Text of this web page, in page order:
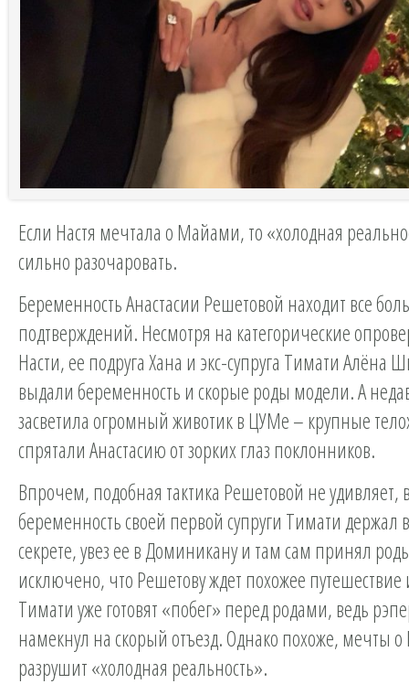
Если Настя мечтала о Майами, то «холодная
сильно разочаровать.
Беременность Анастасии Решетовой находит все
подтверждений. Несмотря на категорические
Насти, ее подруга Хана и экс-супруга Тимати Алёна
выдали беременность и скорые роды модели. А
засветила огромный животик в ЦУМе – крупные
спрятали Анастасию от зорких глаз поклонников.
Впрочем, подобная тактика Решетовой не удивляет,
беременность своей первой супруги Тимати
секрете, увез ее в Доминикану и там сам принял
исключено, что Решетову ждет похожее путешествие
Тимати уже готовят «побег» перед родами, ведь
намекнул на скорый отъезд. Однако похоже, мечты
разрушит «холодная реальность».